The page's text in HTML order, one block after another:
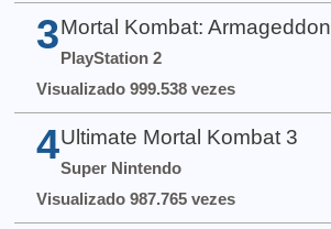
3 Mortal Kombat: Armageddon
PlayStation 2
Visualizado 999.538 vezes
4 Ultimate Mortal Kombat 3
Super Nintendo
Visualizado 987.765 vezes